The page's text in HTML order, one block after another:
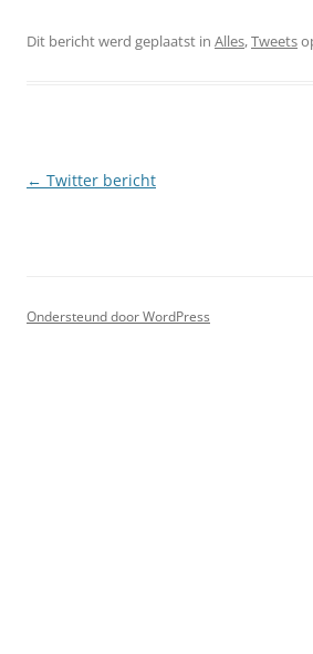
Dit bericht werd geplaatst in Alles,Tweets
Berichtnavigatie
← Twitter bericht
Ondersteund door WordPress